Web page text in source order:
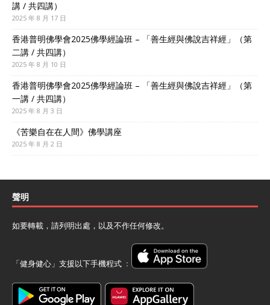
講 / 共四講）
2025 年 8 月 17 日
香港普明佛學會2025佛學經論班 – 「善生經與佛說吉祥經」（第
二講 / 共四講）
2025 年 8 月 10 日
香港普明佛學會2025佛學經論班 – 「善生經與佛說吉祥經」（第
一講 / 共四講）
2025 年 8 月 3 日
《苦樂自在在人間》佛學講座
2025 年 8 月 2 日
聲明
如要轉載，請列明出處，以及不作任何修改。
「健身健心」支援以下手機程式 ﹕